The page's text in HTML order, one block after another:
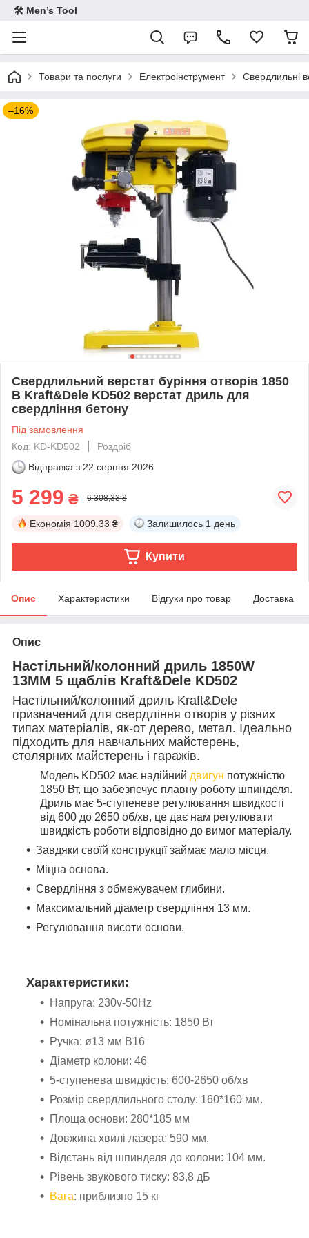
🛠 Men’s Tool
Товари та послуги Електроінструмент Свердлильні
–16%
Свердлильний верстат буріння отворів 1850
В Kraft&Dele KD502 верстат дриль для
свердління бетону
Під замовлення
Код: KD-KD502
Роздріб
Відправка з 22 серпня 2026
5 299 ₴ 6 308,33 ₴
Економія 1009.33 ₴ Залишилось 1 день
Купити
Опис Характеристики Відгуки про товар Доставка
Опис
Настільний/колонний дриль 1850W
13MM 5 щаблів Kraft&Dele KD502
Настільний/колонний дриль Kraft&Dele
призначений для свердління отворів у різних
типах матеріалів, як-от дерево, метал. Ідеально
підходить для навчальних майстерень,
столярних майстерень і гаражів.
Модель KD502 має надійний двигун потужністю
1850 Вт, що забезпечує плавну роботу шпинделя.
Дриль має 5-ступеневе регулювання швидкості
від 600 до 2650 об/хв, це дає нам регулювати
швидкість роботи відповідно до вимог матеріалу.
Завдяки своїй конструкції займає мало місця.
Міцна основа.
Свердління з обмежувачем глибини.
Максимальний діаметр свердління 13 мм.
Регулювання висоти основи.
Характеристики:
Напруга: 230v-50Hz
Номінальна потужність: 1850 Вт
Ручка: ø13 мм B16
Діаметр колони: 46
5-ступенева швидкість: 600-2650 об/хв
Розмір свердлильного столу: 160*160 мм.
Площа основи: 280*185 мм
Довжина хвилі лазера: 590 мм.
Відстань від шпинделя до колони: 104 мм.
Рівень звукового тиску: 83,8 дБ
Вага: приблизно 15 кг